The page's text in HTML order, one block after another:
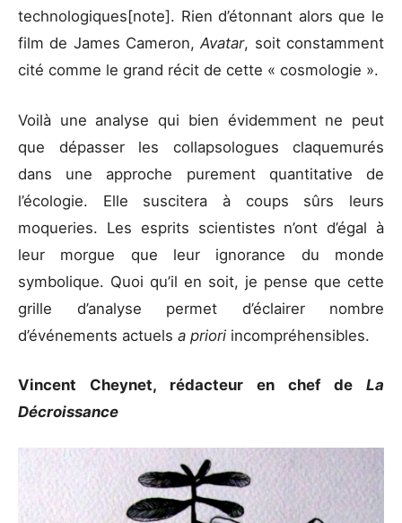
technologiques[note]. Rien d’étonnant alors que le
film de James Cameron,Avatar, soit constamment
cité comme le grand récit de cette « cosmologie ».
Voilà une analyse qui bien évidemment ne peut
que dépasser les collapsologues claquemurés
dans une approche purement quantitative de
l’écologie. Elle suscitera à coups sûrs leurs
moqueries. Les esprits scientistes n’ont d’égal à
leur morgue que leur ignorance du monde
symbolique. Quoi qu’il en soit, je pense que cette
grille d’analyse permet d’éclairer nombre
d’événements actuels a priori incompréhensibles.
Vincent Cheynet, rédacteur en chef de La
Décroissance